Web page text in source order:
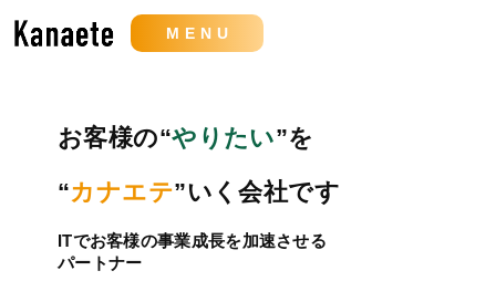
MENU
お客様の“やりたい”を
“カナエテ”いく会社です
ITでお客様の事業成長を加速させる
パートナー